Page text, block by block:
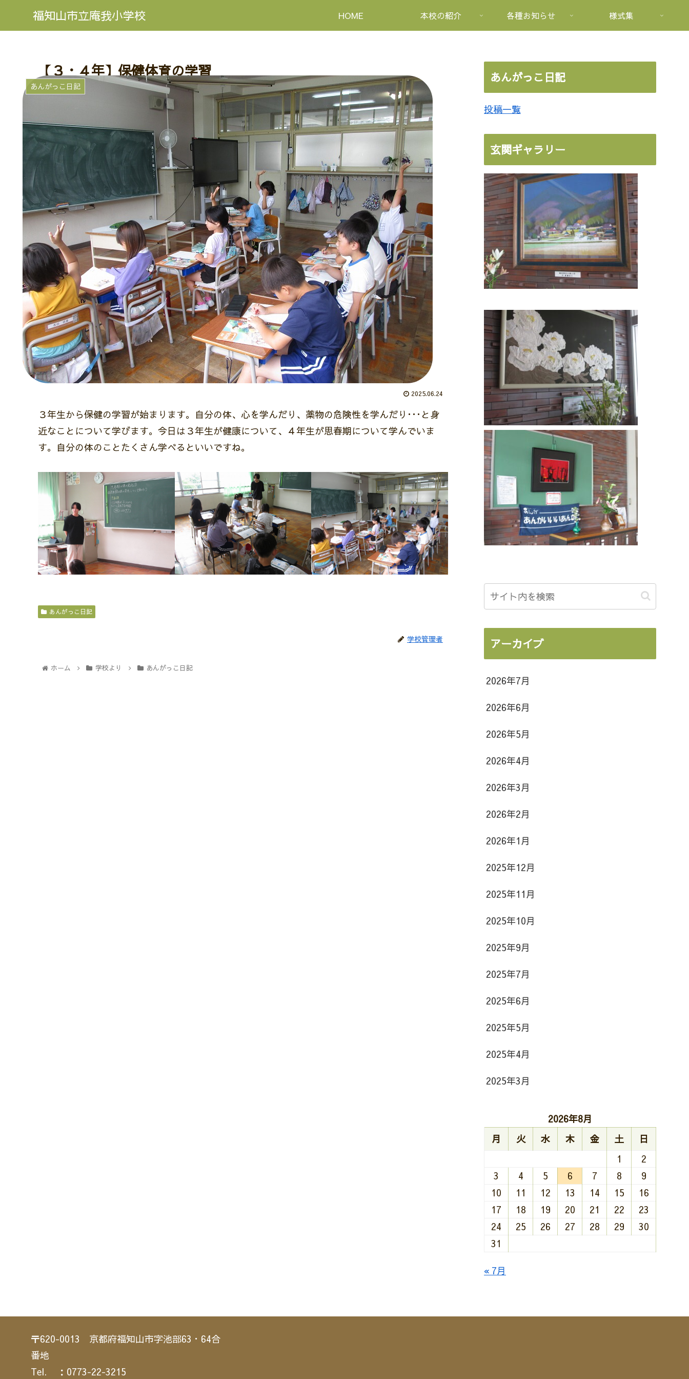
福知山市立庵我小学校 HOME 本校の紹介 各種お知らせ 様式集
【３・４年】保健体育の学習
あんがっこ日記
2025.06.24
３年生から保健の学習が始まります。自分の体、心を学んだり、薬物の危険性を学んだり･･･と身
近なことについて学びます。今日は３年生が健康について、４年生が思春期について学んでいま
す。自分の体のことたくさん学べるといいですね。
あんがっこ日記
学校管理者
ホーム 学校より あんがっこ日記
あんがっこ日記
投稿一覧
玄関ギャラリー
アーカイブ
2026年7月
2026年6月
2026年5月
2026年4月
2026年3月
2026年2月
2026年1月
2025年12月
2025年11月
2025年10月
2025年9月
2025年7月
2025年6月
2025年5月
2025年4月
2025年3月
2026年8月
月
火 水 木 金 土
日
1
2
3
4 5 6 7 8
9
10
11 12 13 14 15
16
17
18 19 20 21 22
23
24
25 26 27 28 29
30
31
« 7月
〒620-0013 京都府福知山市字池部63・64合
番地
Tel. ：0773-22-3215